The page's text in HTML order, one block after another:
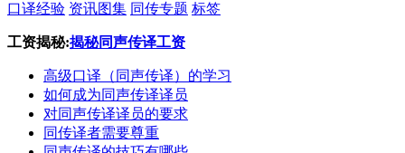
口译经验 资讯图集 同传专题 标签
工资揭秘:揭秘同声传译工资
高级口译（同声传译）的学习
如何成为同声传译译员
对同声传译译员的要求
同传译者需要尊重